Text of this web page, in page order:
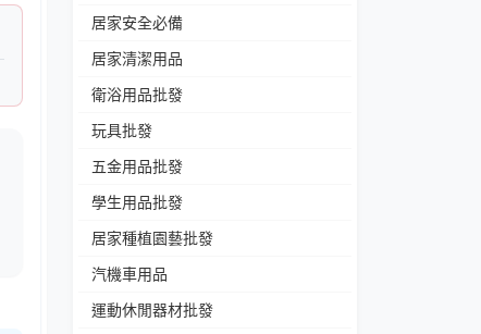
居家安全必備
居家清潔用品
衛浴用品批發
玩具批發
五金用品批發
學生用品批發
居家種植園藝批發
汽機車用品
運動休閒器材批發